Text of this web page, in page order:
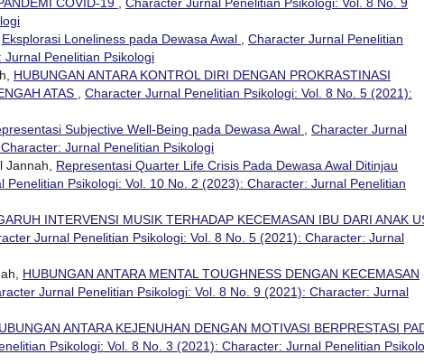
Eksplorasi Loneliness pada Dewasa Awal
Character Jurnal Penelitian
Penelitian Psikologi
HUBUNGAN ANTARA KONTROL DIRI DENGAN PROKRASTINASI
ATAS
Character Jurnal Penelitian Psikologi: Vol. 8 No. 5 (2021):
Subjective Well-Being pada Dewasa Awal
Character Jurnal
Jurnal Penelitian Psikologi
Jannah, Representasi Quarter Life Crisis Pada Dewasa Awal Ditinjau
Penelitian Psikologi: Vol. 10 No. 2 (2023): Character: Jurnal Penelitian
INTERVENSI MUSIK TERHADAP KECEMASAN IBU DARI ANAK
Jurnal Penelitian Psikologi: Vol. 8 No. 5 (2021): Character: Jurnal
HUBUNGAN ANTARA MENTAL TOUGHNESS DENGAN KECEMASAN
Jurnal Penelitian Psikologi: Vol. 8 No. 9 (2021): Character: Jurnal
ANTARA KEJENUHAN DENGAN MOTIVASI BERPRESTASI
Psikologi: Vol. 8 No. 3 (2021): Character: Jurnal Penelitian